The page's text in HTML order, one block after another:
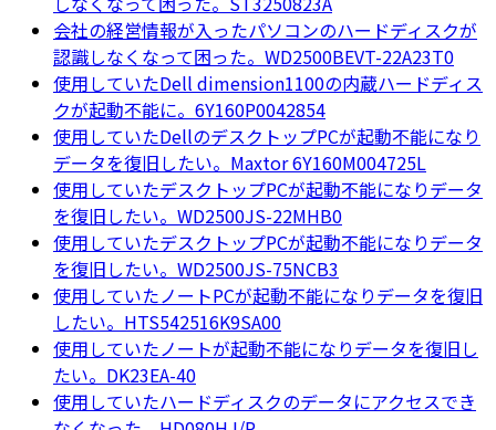
会社の経営情報が入ったパソコンのハードディスクが
認識しなくなって困った。WD2500BEVT-22A23T0
使用していたDell dimension1100の内蔵ハードディス
クが起動不能に。6Y160P0042854
使用していたDellのデスクトップPCが起動不能になり
データを復旧したい。Maxtor 6Y160M004725L
使用していたデスクトップPCが起動不能になりデータ
を復旧したい。WD2500JS-22MHB0
使用していたデスクトップPCが起動不能になりデータ
を復旧したい。WD2500JS-75NCB3
使用していたノートPCが起動不能になりデータを復旧
したい。HTS542516K9SA00
使用していたノートが起動不能になりデータを復旧し
たい。DK23EA-40
使用していたハードディスクのデータにアクセスでき